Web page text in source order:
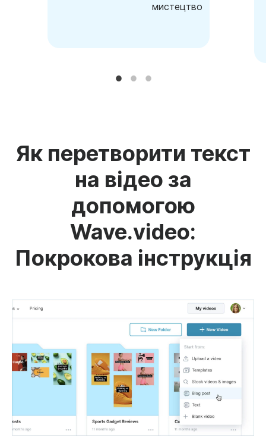
мистецтво
Як перетворити текст
на відео за
допомогою
Wave.video:
Покрокова інструкція